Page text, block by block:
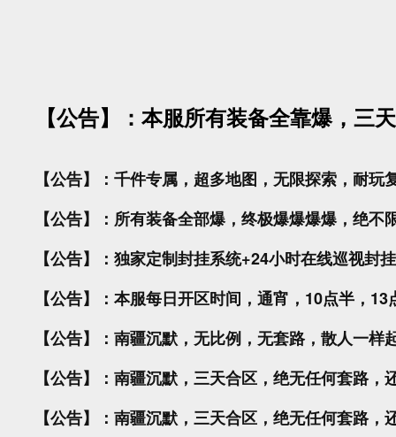
【公告】：本服所有装备全靠爆，三
【公告】：千件专属，超多地图，无限探索，耐玩
【公告】：所有装备全部爆，终极爆爆爆爆，绝不
【公告】：独家定制封挂系统+24小时在线巡视封
【公告】：本服每日开区时间，通宵，10点半，
【公告】：南疆沉默，无比例，无套路，散人一样
【公告】：南疆沉默，三天合区，绝无任何套路，
【公告】：南疆沉默，三天合区，绝无任何套路，